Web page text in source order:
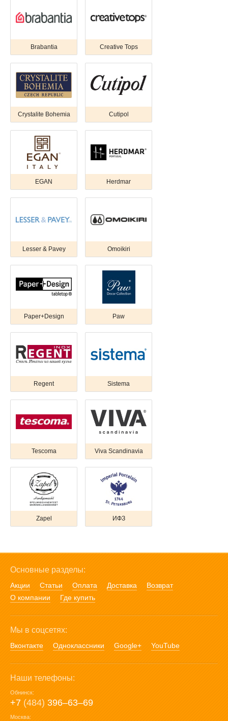
Brabantia Creative Tops
Crystalite Bohemia Cutipol
EGAN Herdmar
Lesser & Pavey Omoikiri
Paper+Design Paw
Regent Sistema
Tescoma Viva Scandinavia
Zapel ИФЗ
Основные разделы:
Акции Статьи Оплата Доставка
Возврат
О компании
Где купить
Мы в соцсетях:
Вконтакте Одноклассники Google+ YouTube
Наши телефоны:
Обнинск:
+7 (484) 396‒63‒69
Москва: